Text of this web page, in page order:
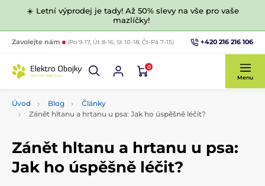
☀️ Letní výprodej je tady! Až 50% slevy na vše pro vaše
mazlíčky!
Zavolejte nám (Po 9-17, Út 8-16, St 10-18, Čt-Pá 7-15) +420 216 216 106
0
Menu
Úvod Blog
Články
Zánět hltanu a hrtanu u psa: Jak ho úspěšně léčit?
Zánět hltanu a hrtanu u psa:
Jak ho úspěšně léčit?